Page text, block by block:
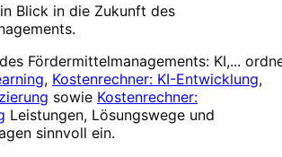
Blick in die Zukunft des
Fördermittelmanagements: KI,...
, Kostenrechner: KI-Entwicklung,
sowie Kostenrechner:
Leistungen, Lösungswege und
sinnvoll ein.